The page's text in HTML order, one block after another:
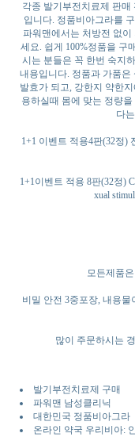
각종 발기부전치료제 판
입니다. 정품비아그라를
파워맨에서는 처방전 없
세요. 쉽게 100%정품을 구
시는 분들은 꼭 한번 숙지
내용입니다. 정품과 가품
발효가 되고, 강한지 약한
용하실때 몸에 맞는 정량
다
1+1 이벤트 적용4판(32정)
1+1이벤트 적용 8판(32정)
xual
모든제품
비밀 안전 3중포장, 내용
많이 주문하시는
발기부전치료제 구매
파워맨 남성클리닉
대한민국 정품비아그라
온라인 약국 우리비아: